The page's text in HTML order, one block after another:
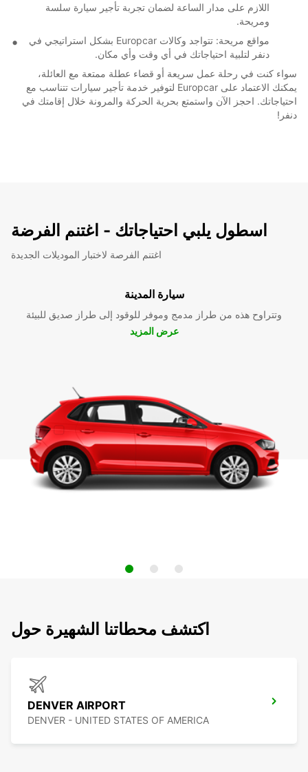
اللازم على مدار الساعة لضمان تجربة تأجير سيارة سلسة
ومريحة.
مواقع مريحة: تتواجد وكالات Europcar بشكل استراتيجي في
دنفر لتلبية احتياجاتك في أي وقت وأي مكان.
سواء كنت في رحلة عمل سريعة أو قضاء عطلة ممتعة مع العائلة،
يمكنك الاعتماد على Europcar لتوفير خدمة تأجير سيارات تتناسب مع
احتياجاتك. احجز الآن واستمتع بحرية الحركة والمرونة خلال إقامتك في
دنفر!
اسطول يلبي احتياجاتك - اغتنم الفرضة
اغتنم الفرصة لاختبار الموديلات الجديدة
سيارة المدينة
وتتراوح هذه من طراز مدمج وموفر للوقود إلى طراز صديق للبيئة
عرض المزيد
اكتشف محطاتنا الشهيرة حول
DENVER AIRPORT
DENVER - UNITED STATES OF AMERICA